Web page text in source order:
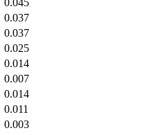
0.045
0.037
0.037
0.025
0.014
0.007
0.014
0.011
0.003